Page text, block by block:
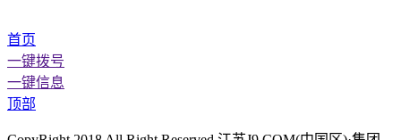
首页
一键拨号
一键信息
顶部